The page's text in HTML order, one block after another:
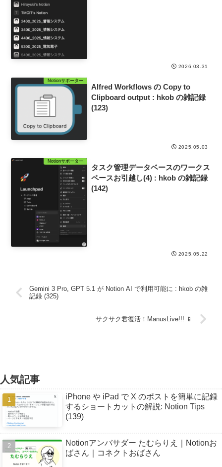
2026.03.31
Notionサポーター
Alfred Workflows の Copy to
Clipboard output : hkob の雑記録
(123)
2025.05.03
Notionサポーター
タスク管理データベースのワークス
ペースお引越し(4) : hkob の雑記録
(142)
2025.05.22
Gemini 3 Pro, GPT 5.1 が Notion AI で利用可能に : hkob の雑
記録 (325)
サクサク君復活！ManusLive!!! 📱
人気記事
iPhone や iPad で X のポストを簡単に記録
するショートカットの解説: Notion Tips
(139)
Notionアンバサダー たむらりえ｜Notionお
ばさん｜コネクトおばさん